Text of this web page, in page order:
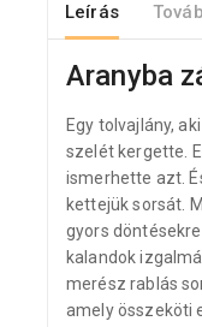
Leírás
Aranyba
Egy tolvajlány,
szelét kergette.
ismerhette azt.
kettejük sorsát.
gyors
kalandok
merész rablás
amely összeköti